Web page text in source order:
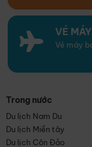
VÉ
Vé máy
Trong nước
Du lịch Nam Du
Du lịch Miền tây
Du lịch Côn Đảo